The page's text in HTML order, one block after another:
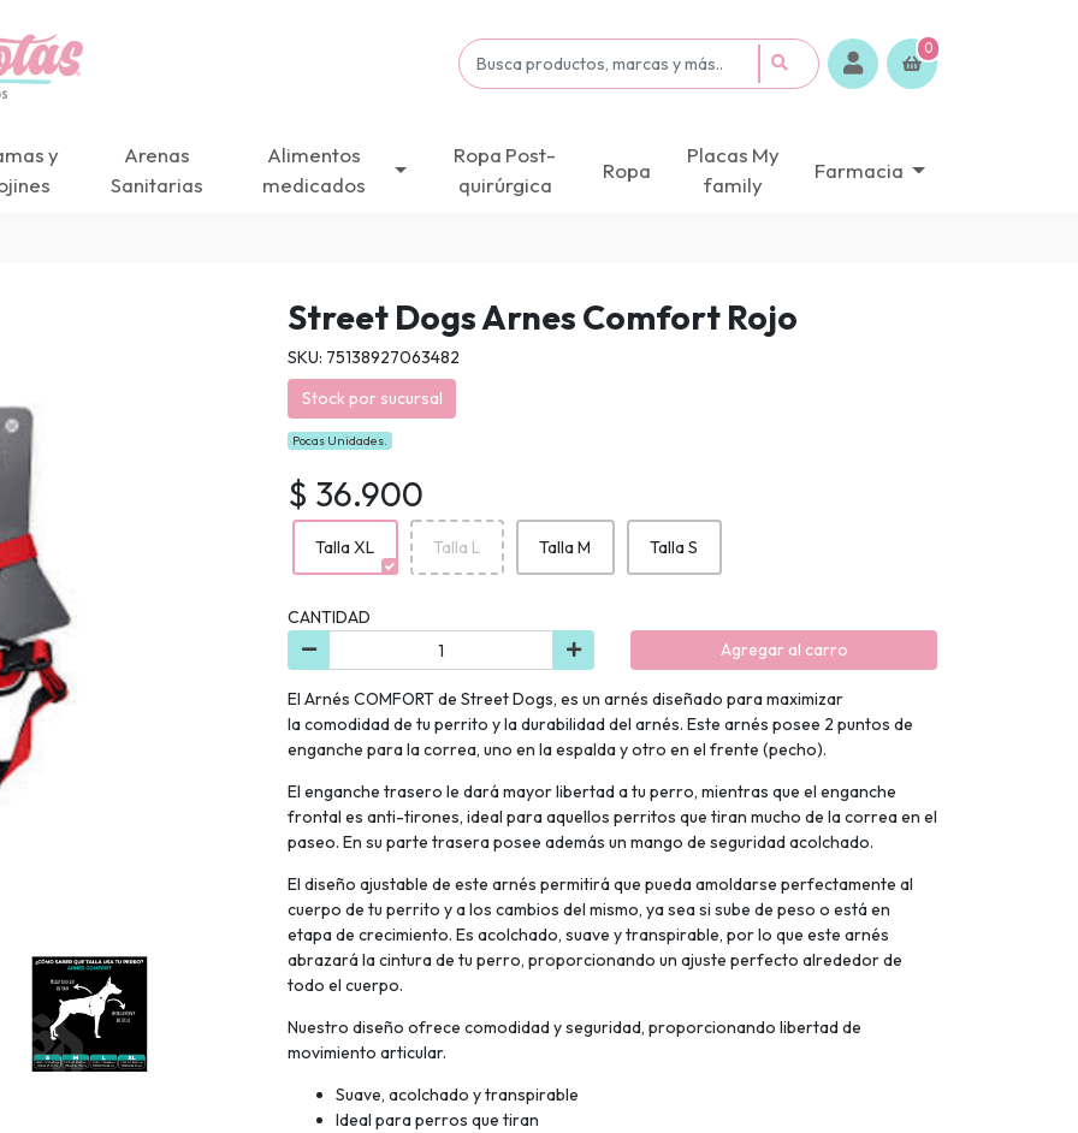
0
y
Arenas
Sanitarias
Alimentos
medicados
Ropa Post-
quirúrgica
Ropa
Placas My
family
Farmacia
Street Dogs Arnes Comfort Rojo
SKU: 75138927063482
Stock por sucursal
Pocas Unidades.
$ 36.900
Talla XL Talla L Talla M Talla S
CANTIDAD
Agregar al carro
El Arnés COMFORT de Street Dogs, es un arnés diseñado para maximizar
la comodidad de tu perrito y la durabilidad del arnés. Este arnés posee 2 puntos de
enganche para la correa, uno en la espalda y otro en el frente (pecho).
El enganche trasero le dará mayor libertad a tu perro, mientras que el enganche
frontal es anti-tirones, ideal para aquellos perritos que tiran mucho de la correa en el
paseo. En su parte trasera posee además un mango de seguridad acolchado.
El diseño ajustable de este arnés permitirá que pueda amoldarse perfectamente al
cuerpo de tu perrito y a los cambios del mismo, ya sea si sube de peso o está en
etapa de crecimiento. Es acolchado, suave y transpirable, por lo que este arnés
abrazará la cintura de tu perro, proporcionando un ajuste perfecto alrededor de
todo el cuerpo.
Nuestro diseño ofrece comodidad y seguridad, proporcionando libertad de
movimiento articular.
Suave, acolchado y transpirable
Ideal para perros que tiran